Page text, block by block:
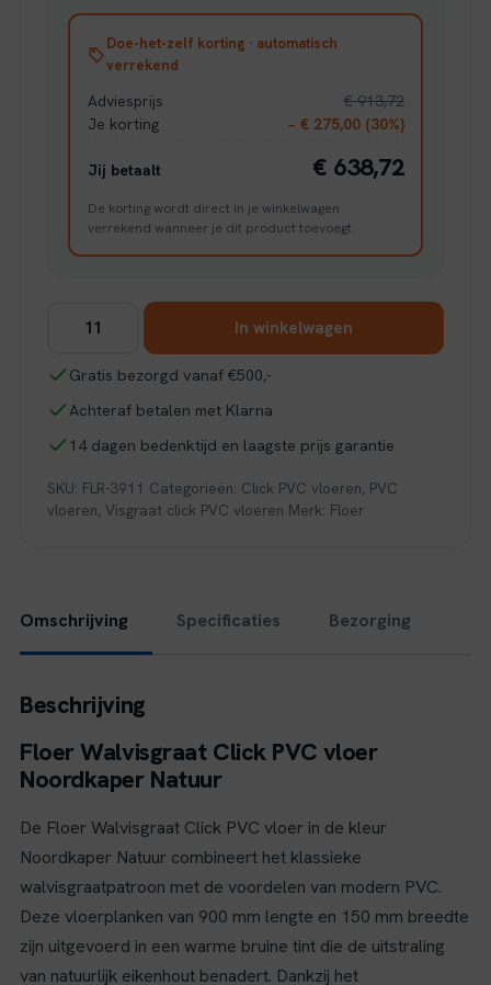
Doe-het-zelf korting · automatisch
verrekend
Adviesprijs
€ 913,72
Je korting
− € 275,00 (30%)
Jij betaalt € 638,72
De korting wordt direct in je winkelwagen
verrekend wanneer je dit product toevoegt.
Walvisgraat
Click
–
Noordkaper
aantal
In winkelwagen
Gratis bezorgd vanaf €500,-
Achteraf betalen met Klarna
14 dagen bedenktijd en laagste prijs garantie
SKU: FLR-3911 Categorieën: Click PVC vloeren, PVC
vloeren, Visgraat click PVC vloeren Merk: Floer
Omschrijving Specificaties Bezorging
Beschrijving
Floer Walvisgraat Click PVC vloer
Noordkaper Natuur
De Floer Walvisgraat Click PVC vloer in de kleur
Noordkaper Natuur combineert het klassieke
walvisgraatpatroon met de voordelen van modern PVC.
Deze vloerplanken van 900 mm lengte en 150 mm breedte
zijn uitgevoerd in een warme bruine tint die de uitstraling
van natuurlijk eikenhout benadert. Dankzij het